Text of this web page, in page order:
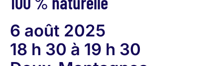
6 août 2025
18 h 30 à 19 h 30